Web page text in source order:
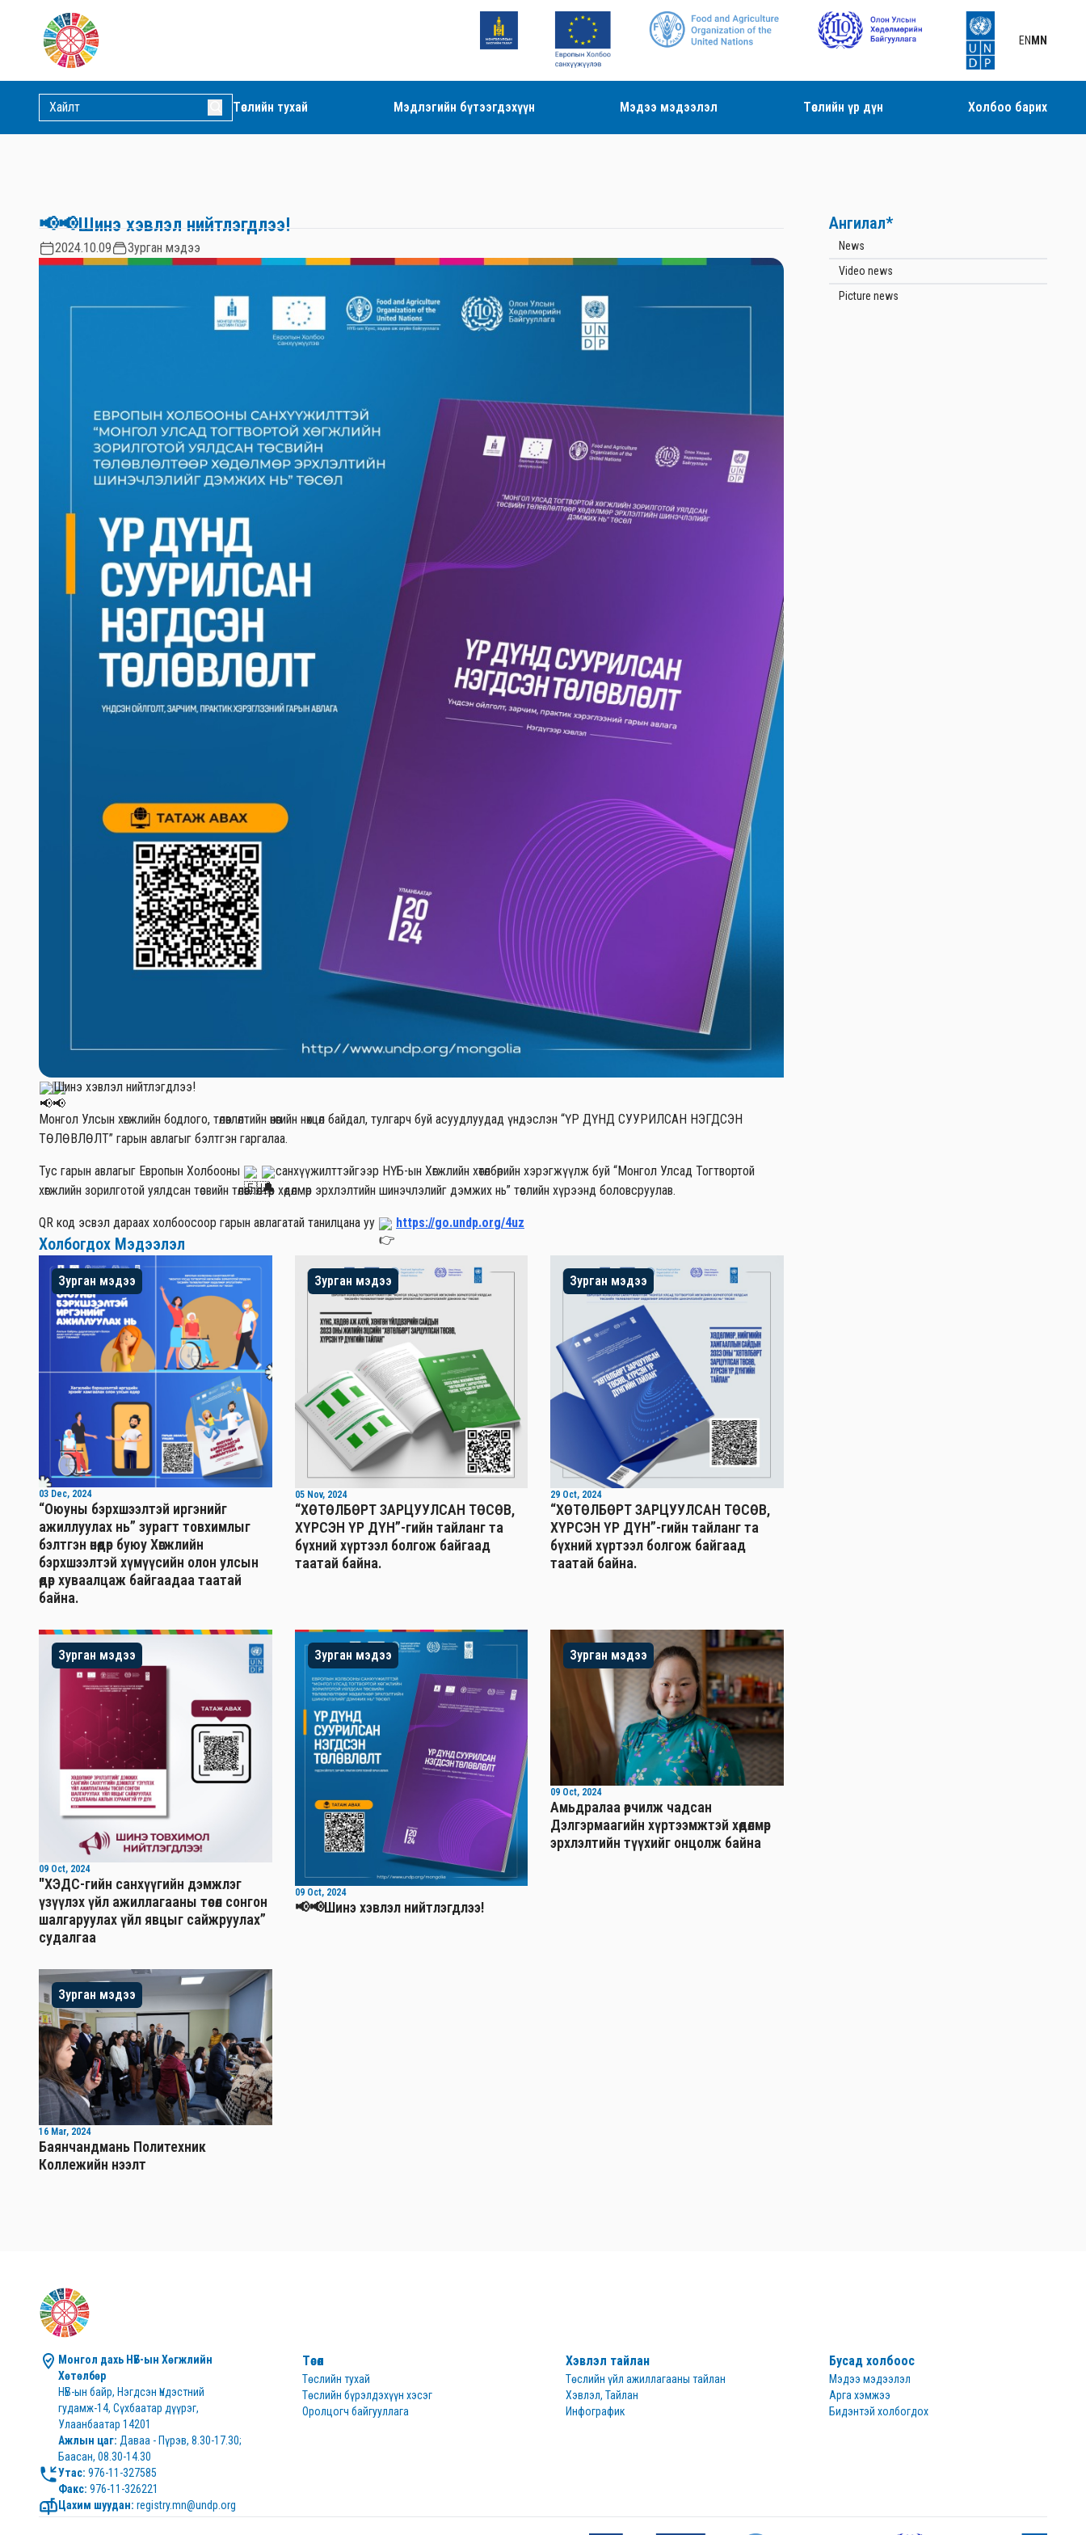
EN MN
Төслийн тухай Мэдлэгийн бүтээгдэхүүн Мэдээ мэдээлэл Төслийн үр дүн Холбоо барих
Ангилал*
News
Video news
Picture news
📢📢Шинэ хэвлэл нийтлэгдлээ!
2024.10.09 Зурган мэдээ
Шинэ хэвлэл нийтлэгдлээ!
Монгол Улсын хөгжлийн бодлого, төлөвлөлтийн өнөөгийн нөхцөл байдал, тулгарч буй асуудлуудад үндэслэн “ҮР ДҮНД СУУРИЛСАН НЭГДСЭН
ТӨЛӨВЛӨЛТ” гарын авлагыг бэлтгэн гаргалаа.
Тус гарын авлагыг Европын Холбооны
санхүүжилттэйгээр НҮБ-ын Хөгжлийн хөтөлбөрийн хэрэгжүүлж буй “Монгол Улсад Тогтвортой
хөгжлийн зорилготой уялдсан төсвийн төлөвлөлтөөр хөдөлмөр эрхлэлтийн шинэчлэлийг дэмжих нь” төслийн хүрээнд боловсруулав.
QR код эсвэл дараах холбоосоор гарын авлагатай танилцана уу https://go.undp.org/4uz
Холбогдох Мэдээлэл
Зурган мэдээ
03 Dec, 2024
“Оюуны бэрхшээлтэй иргэнийг
ажиллуулах нь” зурагт товхимлыг
бэлтгэн өнөөдөр буюу Хөгжлийн
бэрхшээлтэй хүмүүсийн олон улсын
өдөр хуваалцаж байгаадаа таатай
байна.
Зурган мэдээ
05 Nov, 2024
“ХӨТӨЛБӨРТ ЗАРЦУУЛСАН ТӨСӨВ,
ХҮРСЭН ҮР ДҮН”-гийн тайланг та
бүхний хүртээл болгож байгаад
таатай байна.
Зурган мэдээ
29 Oct, 2024
“ХӨТӨЛБӨРТ ЗАРЦУУЛСАН ТӨСӨВ,
ХҮРСЭН ҮР ДҮН”-гийн тайланг та
бүхний хүртээл болгож байгаад
таатай байна.
Зурган мэдээ
09 Oct, 2024
"ХЭДС-гийн санхүүгийн дэмжлэг
үзүүлэх үйл ажиллагааны төсөл сонгон
шалгаруулах үйл явцыг сайжруулах”
судалгаа
Зурган мэдээ
09 Oct, 2024
📢📢Шинэ хэвлэл нийтлэгдлээ!
Зурган мэдээ
09 Oct, 2024
Амьдралаа өөрчилж чадсан
Дэлгэрмаагийн хүртээмжтэй хөдөлмөр
эрхлэлтийн түүхийг онцолж байна
Зурган мэдээ
16 Mar, 2024
Баянчандмань Политехник
Коллежийн нээлт
Монгол дахь НҮБ-ын Хөгжлийн
Хөтөлбөр
НҮБ-ын байр, Нэгдсэн Үндэстний
гудамж-14, Сүхбаатар дүүрэг,
Улаанбаатар 14201
Ажлын цаг: Даваа - Пүрэв, 8.30-17.30;
Баасан, 08.30-14.30
Утас:
Факс: 976-11-326221
Цахим шуудан: registry.mn@undp.org
Төсөл
Төслийн тухай
Төслийн бүрэлдэхүүн хэсэг
Оролцогч байгууллага
Хэвлэл тайлан
Төслийн үйл ажиллагааны тайлан
Хэвлэл, Тайлан
Инфографик
Бусад холбоос
Мэдээ мэдээлэл
Арга хэмжээ
Бидэнтэй холбогдох